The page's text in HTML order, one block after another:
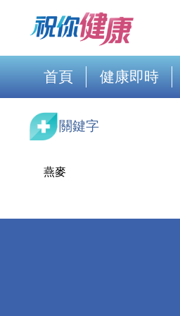
首頁 健康即時
關鍵字
燕麥